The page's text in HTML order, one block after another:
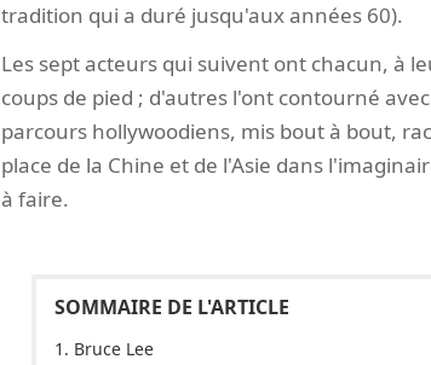
tradition qui a duré jusqu'aux années 60).
Les sept acteurs qui suivent ont chacun, à
coups de pied ; d'autres l'ont contourné
parcours hollywoodiens, mis bout à bout,
place de la Chine et de l'Asie dans
à faire.
1. Bruce Lee